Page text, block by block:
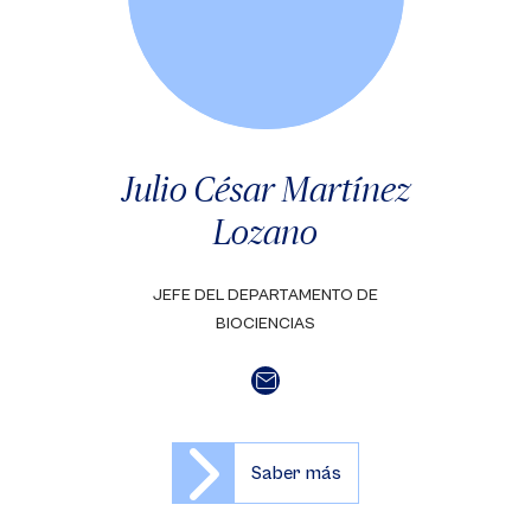
Julio César Martínez
Lozano
JEFE DEL DEPARTAMENTO DE
BIOCIENCIAS
Saber más